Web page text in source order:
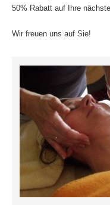
50% Rabatt auf Ihre
Wir freuen uns auf Sie!